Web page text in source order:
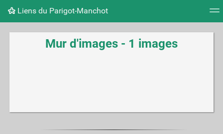
Liens du Parigot-Manchot
Nuage de tags Mur d'images Quotidien Flux
Mur d'images - 1 images